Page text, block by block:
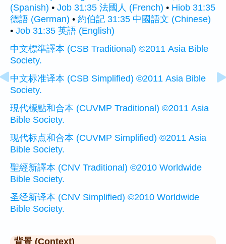
(Spanish) • Job 31:35 法國人 (French) • Hiob 31:35
德語 (German) • 約伯記 31:35 中國語文 (Chinese)
• Job 31:35 英語 (English)
中文標準譯本 (CSB Traditional) ©2011 Asia Bible
Society.
中文标准译本 (CSB Simplified) ©2011 Asia Bible
Society.
現代標點和合本 (CUVMP Traditional) ©2011 Asia
Bible Society.
现代标点和合本 (CUVMP Simplified) ©2011 Asia
Bible Society.
聖經新譯本 (CNV Traditional) ©2010 Worldwide
Bible Society.
圣经新译本 (CNV Simplified) ©2010 Worldwide
Bible Society.
背景 (Context)